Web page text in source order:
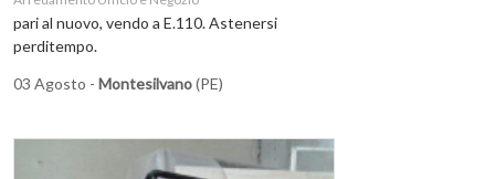
pari al nuovo, vendo a E.110. Astenersi
perditempo.
03 Agosto - Montesilvano(PE)